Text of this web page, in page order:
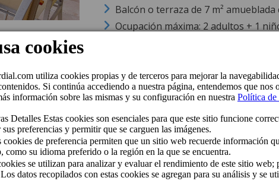
Balcón o terraza de 7 m² amueblada
Ocupación máxima: 2 adultos + 1
Habitación Doble Vista
Amplia habitación de aprox. 30 m² en
vistas a la piscina